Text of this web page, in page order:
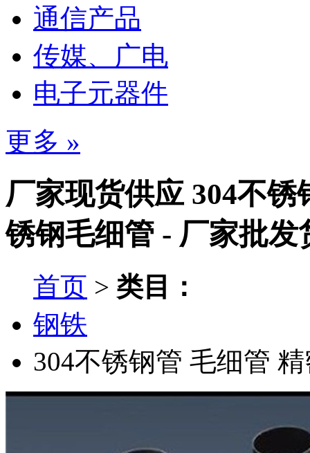
通信产品
传媒、广电
电子元器件
更多 »
厂家现货供应 304不
锈钢毛细管 - 厂家批发
首页 > 类目：
钢铁
304不锈钢管 毛细管